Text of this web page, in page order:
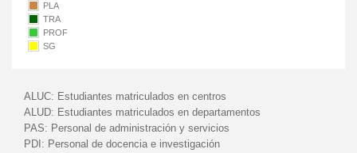
PLA
TRA
PROF
SG
ALUC: Estudiantes matriculados en centros
ALUD: Estudiantes matriculados en departamentos
PAS: Personal de administración y servicios
PDI: Personal de docencia e investigación